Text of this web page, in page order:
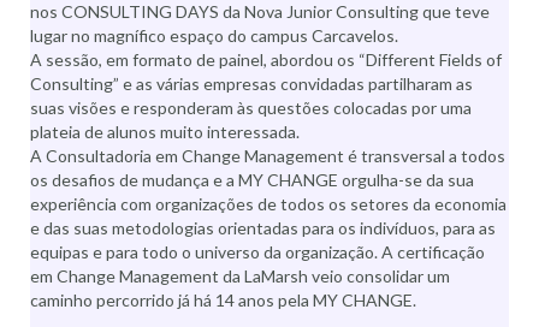
nos CONSULTING DAYS da Nova Junior Consulting que teve
lugar no magnífico espaço do campus Carcavelos.
A sessão, em formato de painel, abordou os “Different Fields of
Consulting” e as várias empresas convidadas partilharam as
suas visões e responderam às questões colocadas por uma
plateia de alunos muito interessada.
A Consultadoria em Change Management é transversal a todos
os desafios de mudança e a MY CHANGE orgulha-se da sua
experiência com organizações de todos os setores da economia
e das suas metodologias orientadas para os indivíduos, para as
equipas e para todo o universo da organização. A certificação
em Change Management da LaMarsh veio consolidar um
caminho percorrido já há 14 anos pela MY CHANGE.